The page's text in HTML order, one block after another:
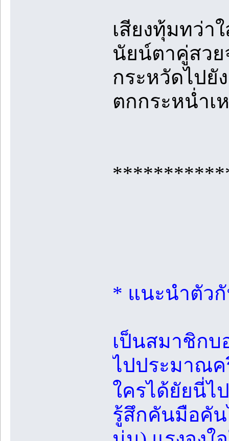
เสียงทุ้มทว่า
นัยน์ตาคู่สวย
กระหวัดไปยั
ตกกระหน่ำเ
* แนะนำตัว
เป็นสมาชิกบ
ไปประมาณค
ใครได้ยัยนี่ไ
รู้สึกคันมือคัน